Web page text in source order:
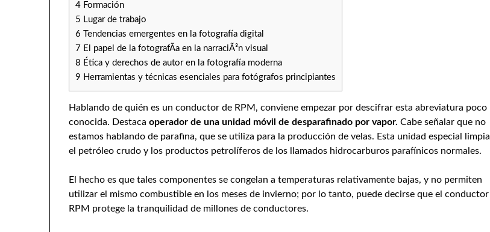
4 Formación
5 Lugar de trabajo
6 Tendencias emergentes en la fotografía digital
7 El papel de la fotografÃ­a en la narraciÃ³n visual
8 Ética y derechos de autor en la fotografía moderna
9 Herramientas y técnicas esenciales para fotógrafos principiantes
Hablando de quién es un conductor de RPM, conviene empezar por descifrar esta abreviatura poco
conocida. Destacaoperador de una unidad móvil de desparafinado por vapor.Cabe señalar que no
estamos hablando de parafina, que se utiliza para la producción de velas. Esta unidad especial limpia
el petróleo crudo y los productos petrolíferos de los llamados hidrocarburos parafínicos normales.
El hecho es que tales componentes se congelan a temperaturas relativamente bajas, y no permiten
utilizar el mismo combustible en los meses de invierno; por lo tanto, puede decirse que el conductor
RPM protege la tranquilidad de millones de conductores.